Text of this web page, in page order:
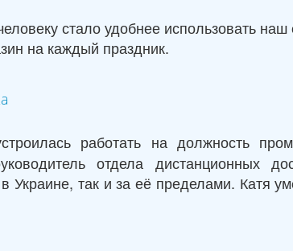
стало удобнее использовать наш
на каждый праздник.
работать на должность
отдела дистанционных
Украине, так и за её пределами. Катя